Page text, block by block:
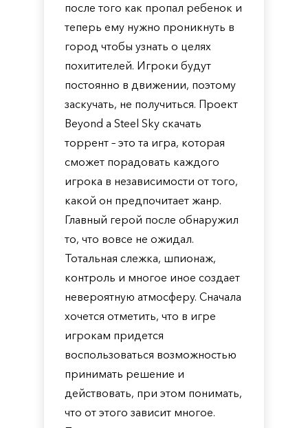
после того как пропал ребенок и
теперь ему нужно проникнуть в
город чтобы узнать о целях
похитителей. Игроки будут
постоянно в движении, поэтому
заскучать, не получиться. Проект
Beyond a Steel Sky скачать
торрент – это та игра, которая
сможет порадовать каждого
игрока в независимости от того,
какой он предпочитает жанр.
Главный герой после обнаружил
то, что вовсе не ожидал.
Тотальная слежка, шпионаж,
контроль и многое иное создает
невероятную атмосферу. Сначала
хочется отметить, что в игре
игрокам придется
воспользоваться возможностью
принимать решение и
действовать, при этом понимать,
что от этого зависит многое.